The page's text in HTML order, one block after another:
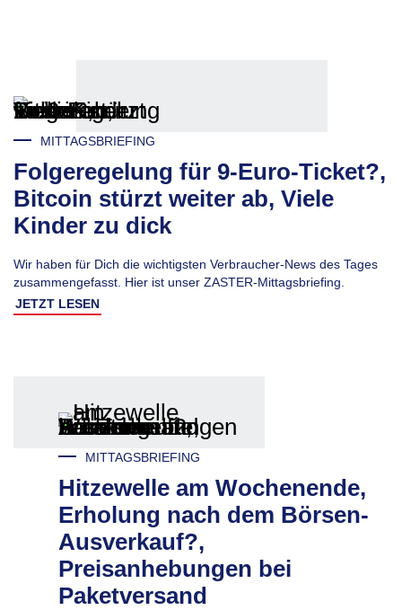
MITTAGSBRIEFING
Folgeregelung für 9-Euro-Ticket?,
Bitcoin stürzt weiter ab, Viele
Kinder zu dick
Wir haben für Dich die wichtigsten Verbraucher-News des Tages
zusammengefasst. Hier ist unser ZASTER-Mittagsbriefing.
JETZT LESEN
MITTAGSBRIEFING
Hitzewelle am Wochenende,
Erholung nach dem Börsen-
Ausverkauf?,
Preisanhebungen bei
Paketversand